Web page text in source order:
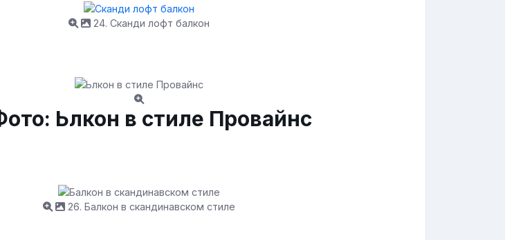
24. Сканди лофт балкон
Ьлкон в стиле Провайнс
26. Балкон в скандинавском стиле